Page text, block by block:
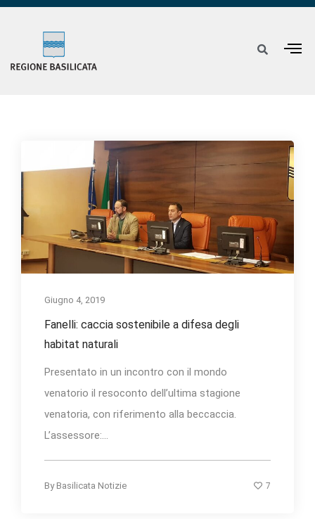
Giugno 4, 2019
Fanelli: caccia sostenibile a difesa degli
habitat naturali
Presentato in un incontro con il mondo
venatorio il resoconto dell’ultima stagione
venatoria, con riferimento alla beccaccia.
L’assessore:...
By Basilicata Notizie 7